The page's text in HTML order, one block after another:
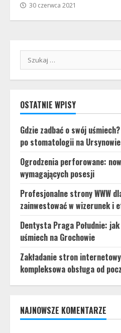
30 czerwca 2021
Szukaj:
OSTATNIE WPISY
Gdzie zadbać o swój
po stomatologii na
Ogrodzenia perforowane:
wymagających posesji
Profesjonalne strony WWW
zainwestować w wizerunek i
Dentysta Praga Południe:
uśmiech na Grochowie
Zakładanie stron
kompleksowa obsługa od
NAJNOWSZE KOMENTARZE